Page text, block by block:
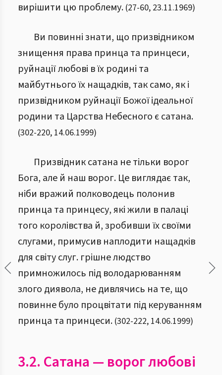
вирішити цю проблему. (27-60, 23.11.1969)
Ви повинні знати, що призвідником
знищення права принца та принцеси,
руйнації любові в їх родині та
майбутнього їх нащадків, так само, як і
призвідником руйнації Божої ідеальної
родини та Царства Небесного є сатана.
(302-220, 14.06.1999)
Призвідник сатана не тільки ворог
Бога, але й наш ворог. Це виглядає так,
ніби вражий полководець полонив
принца та принцесу, які жили в палаці
того королівства й, зробивши їх своїми
слугами, примусив наплодити нащадків
для світу слуг. грішне людство
примножилось під володарюванням
злого диявола, не дивлячись на те, що
повинне було процвітати під керуванням
принца та принцеси. (302-222, 14.06.1999)
3.2. Сатана — ворог любові